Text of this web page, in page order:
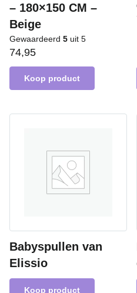
– 180×150 CM –
Beige
Gewaardeerd 5 uit 5
74,95
Koop product
Babyspullen van
Elissio
Koop product